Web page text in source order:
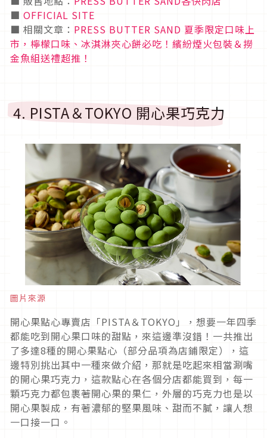
■ OFFICIAL SITE
■ 相關文章： PRESS BUTTER SAND 夏季限定口味上
市，檸檬口味、冰淇淋夾心餅必吃！繽紛煙火包裝＆撈
金魚組送禮超推！
4. PISTA＆TOKYO 開心果巧克力
圖片來源
開心果點心專賣店「PISTA＆TOKYO」，想要一年四季
都能吃到開心果口味的甜點，來這邊準沒錯！一共推出
了多達8種的開心果點心（部分品項為店鋪限定），這
邊特別挑出其中一種來做介紹，那就是吃起來相當涮嘴
的開心果巧克力，這款點心在各個分店都能買到，每一
顆巧克力都包裹著開心果的果仁，外層的巧克力也是以
開心果製成，有著濃郁的堅果風味、甜而不膩，讓人想
一口接一口。